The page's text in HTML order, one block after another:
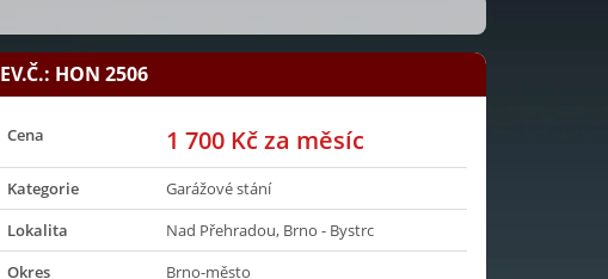
HON 2506
Cena 1 700 Kč za měsíc
Kategorie
Garážové stání
Lokalita
Nad Přehradou, Brno - Bystrc
Okres
Brno-město